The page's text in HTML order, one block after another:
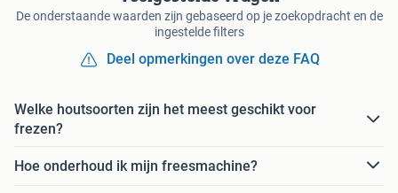
De onderstaande waarden zijn gebaseerd op je zoekopdracht en de
ingestelde filters
Deel opmerkingen over deze FAQ
Welke houtsoorten zijn het meest geschikt voor
frezen?
Hoe onderhoud ik mijn freesmachine?